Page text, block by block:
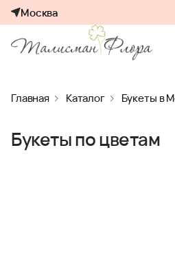
Москва
Главная Каталог Букеты в
Букеты по цветам